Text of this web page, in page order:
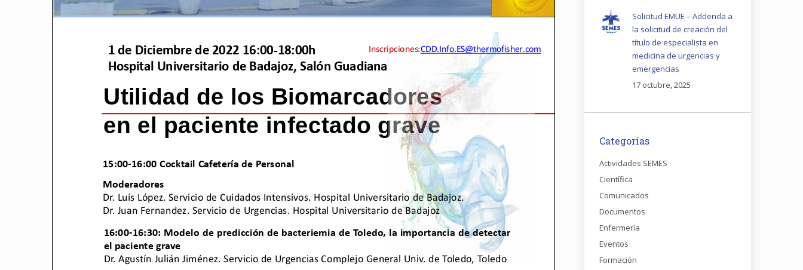
Solicitud EMUE – Addenda a
la solicitud de creación del
título de especialista en
medicina de urgencias y
emergencias
17 octubre, 2025
Categorías
Actividades SEMES
Científica
Comunicados
Documentos
Enfermería
Eventos
Formación